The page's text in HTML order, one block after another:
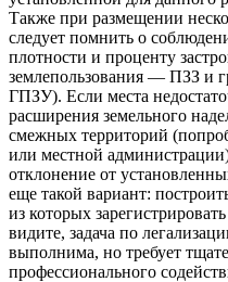
Также при размещении
следует помнить о
плотности и проценту
землепользования — ПЗЗ и
ГПЗУ). Если места
расширения земельного
смежных территорий
или местной
отклонение от
еще такой вариант:
из которых
видите, задача по
выполнима, но требует
профессионального